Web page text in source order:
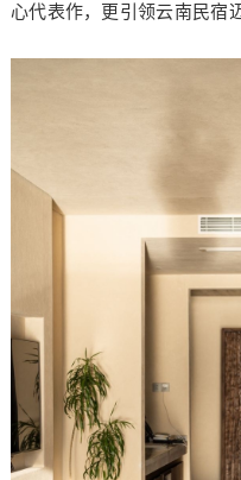
心代表作，更引领云南民宿